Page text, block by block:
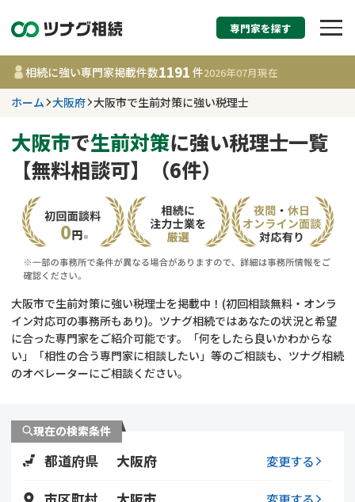
相続税申告・相続手
す
大阪府
事務所
相談内容で探す
相続登記
遺留分侵害額請求
コラム
相続手続き
専門家を探す
相続に強い専門家掲載件数1191 件2026年07月現在
ホーム 大阪府 大阪市で生前対策に強い税理士
大阪市で生前対策に強い税理士一覧
【無料相談可】（6件）
大阪市で生前対策に強い税理士を掲載中！(初回相談無料・オンラ
イン対応可の事務所もあり)。ツナグ相続ではあなたの状況と希望
に合った専門家をご紹介可能です。「何をしたら良いかわからな
い」「相性の合う専門家に相談したい」等のご相談も、ツナグ相続
のオペレーターにご相談ください。
現在の検索条件
都道府県 大阪府 変更する